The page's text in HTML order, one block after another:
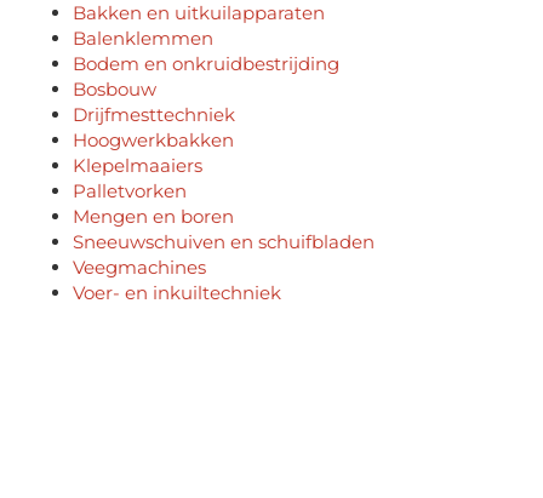
Bakken en uitkuilapparaten
Balenklemmen
Bodem en onkruidbestrijding
Bosbouw
Drijfmesttechniek
Hoogwerkbakken
Klepelmaaiers
Palletvorken
Mengen en boren
Sneeuwschuiven en schuifbladen
Veegmachines
Voer- en inkuiltechniek